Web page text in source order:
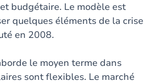
budgétaire. Le modèle est
quelques éléments de la crise
en 2008.
le moyen terme dans
sont flexibles. Le marché